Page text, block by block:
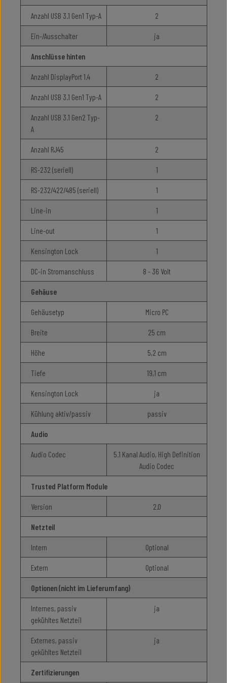
Anzahl USB 3.1 Gen1 Typ-A 2
Ein-/Ausschalter ja
Anschlüsse hinten
Anzahl DisplayPort 1.4 2
Anzahl USB 3.1 Gen1 Typ-A 2
Anzahl USB 3.1 Gen2 Typ-
A
2
Anzahl RJ45 2
RS-232 (seriell) 1
RS-232/422/485 (seriell) 1
Line-in 1
Line-out 1
Kensington Lock 1
DC-in Stromanschluss 8 - 36 Volt
Gehäuse
Gehäusetyp Micro PC
Breite 25 cm
Höhe 5,2 cm
Tiefe 19,1 cm
Kensington Lock ja
Kühlung aktiv/passiv passiv
Audio
Audio Codec
5.1 Kanal Audio, High Definition
Audio Codec
Trusted Platform Module
Version 2.0
Netzteil
Intern Optional
Extern Optional
Optionen (nicht im Lieferumfang)
Internes, passiv
gekühltes Netzteil
ja
Externes, passiv
gekühltes Netzteil
ja
Zertifizierungen